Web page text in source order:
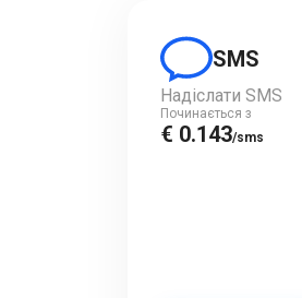
SMS
Надіслати SMS
Починається з
€ 0.143/sms